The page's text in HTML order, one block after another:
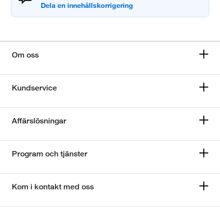
Om oss
Kundservice
Affärslösningar
Program och tjänster
Kom i kontakt med oss